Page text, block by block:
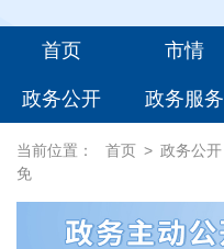
首页 市情
政务公开 政务服务
当前位置： 首页 > 政务公开
免